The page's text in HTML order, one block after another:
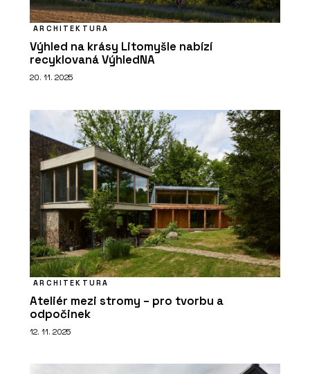
ARCHITEKTURA
Výhled na krásy Litomyšle nabízí
recyklovaná VýhledNA
20. 11. 2025
ARCHITEKTURA
Ateliér mezi stromy – pro tvorbu a
odpočinek
12. 11. 2025